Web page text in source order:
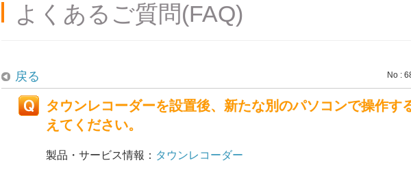
よくあるご質問(FAQ)
戻る No :
タウンレコーダーを設置後、新たな別のパソコンで操作
えてください。
製品・サービス情報： タウンレコーダー